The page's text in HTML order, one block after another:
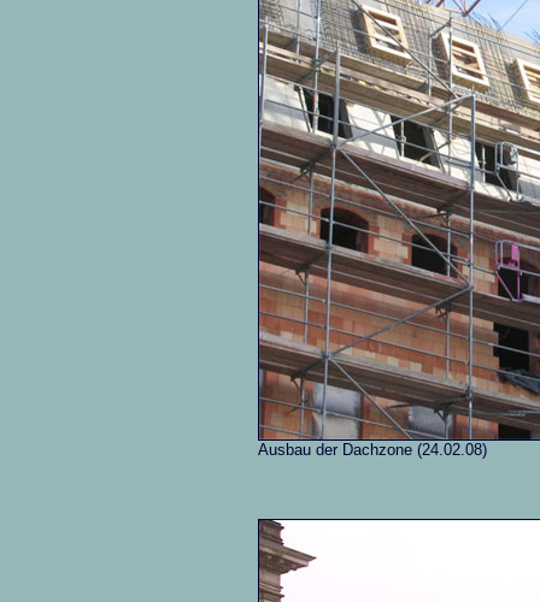
Ausbau der Dachzone (24.02.08)